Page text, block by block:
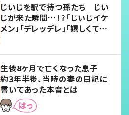
じいじを駅で待つ孫たち じい
じが来た瞬間…！？「じいじイケ
メン」「デレッデレ」「嬉しくて可
生後8ヶ月で亡くなった息子
約3年半後、当時の妻の日記に
書いてあった本音とは